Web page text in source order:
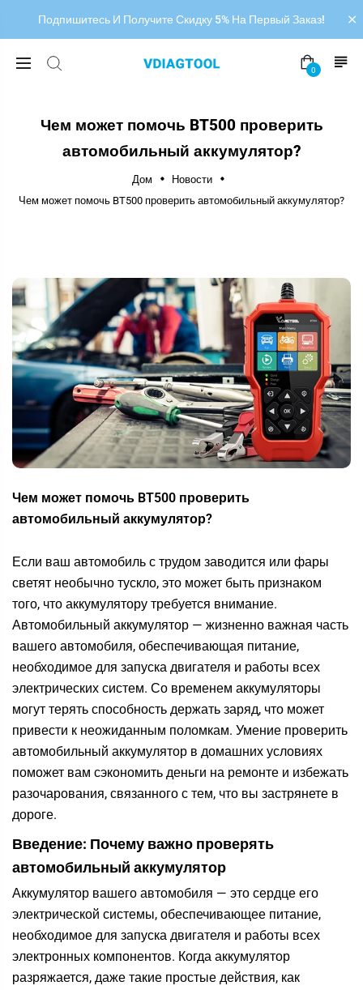
Подпишитесь И Получите Скидку 5% На Первый Заказ!
0
Чем может помочь BT500 проверить
автомобильный аккумулятор?
Дом
Новости
Чем может помочь BT500 проверить автомобильный аккумулятор?
Чем может помочь BT500 проверить
автомобильный аккумулятор?
Если ваш автомобиль с трудом заводится или фары
светят необычно тускло, это может быть признаком
того, что аккумулятору требуется внимание.
Автомобильный аккумулятор — жизненно важная часть
вашего автомобиля, обеспечивающая питание,
необходимое для запуска двигателя и работы всех
электрических систем. Со временем аккумуляторы
могут терять способность держать заряд, что может
привести к неожиданным поломкам. Умение проверить
автомобильный аккумулятор в домашних условиях
поможет вам сэкономить деньги на ремонте и избежать
разочарования, связанного с тем, что вы застрянете в
дороге.
Введение: Почему важно проверять
автомобильный аккумулятор
Аккумулятор вашего автомобиля — это сердце его
электрической системы, обеспечивающее питание,
необходимое для запуска двигателя и работы всех
электронных компонентов. Когда аккумулятор
разряжается, даже такие простые действия, как